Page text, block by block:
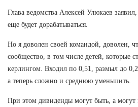
Глава ведомства Алексей Улюкаев
еще будет дорабатываться.
Но я доволен своей командой, доволен,
сообщество, в том числе детей, которые
керлингом. Входил по 0,51, размыл до
а теперь сложно и среднюю уменьшить.
При этом дивиденды могут быть, а могут